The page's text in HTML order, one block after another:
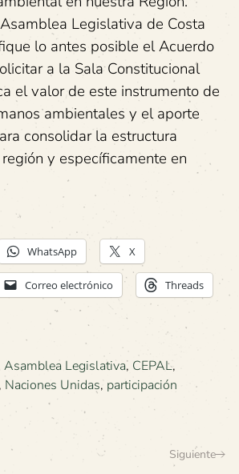
Legislativa de Costa
lo antes posible el Acuerdo
a la Sala Constitucional
el valor de este instrumento de
ambientales y el aporte
consolidar la estructura
y específicamente en
WhatsApp X
Correo electrónico Threads
Asamblea Legislativa, CEPAL,
, Naciones Unidas, participación
Siguiente